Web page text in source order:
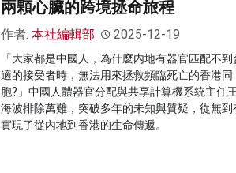
兩顆心臟的跨境拯命旅程
作者: 本社編輯部 2025-12-19
「大家都是中國人，為什麼内地有器官匹配不到
適的接受者時，無法用來拯救頻臨死亡的香港同
胞?」中國人體器官分配與共享計算機系統主任
海波排除萬難，突破多年的未知與質疑，從無到
實現了從內地到香港的生命傳遞。